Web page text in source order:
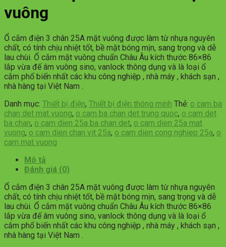
vuông
Ổ cắm điện 3 chân 25A mặt vuông được làm từ nhựa nguyên
chất, có tính chịu nhiệt tốt, bề mặt bóng mịn, sang trọng và dễ
lau chùi. Ổ cắm mặt vuông chuẩn Châu Âu kích thước 86×86
lắp vừa đế âm vuông sino, vanlock thông dụng và là loại ổ
cắm phổ biến nhất các khu công nghiệp , nhà máy , khách sạn ,
nhà hàng tại Việt Nam .
Danh mục: Thiết bị điện, Thiết bị điện thông minh Thẻ: o cam ba
chan det mat vuong, o cam ba chan det trung quoc, o cam det
ba chan, o cam dien 25a ba chan det, o cam dien 25a mat
vuong, o cam dien chan vit 25a, o cam dien cong nghiep 25a, o
cam mat vuong
Mô tả
Đánh giá (0)
Ổ cắm điện 3 chân 25A mặt vuông được làm từ nhựa nguyên
chất, có tính chịu nhiệt tốt, bề mặt bóng mịn, sang trọng và dễ
lau chùi. Ổ cắm mặt vuông chuẩn Châu Âu kích thước 86×86
lắp vừa đế âm vuông sino, vanlock thông dụng và là loại ổ
cắm phổ biến nhất các khu công nghiệp , nhà máy , khách sạn ,
nhà hàng tại Việt Nam .